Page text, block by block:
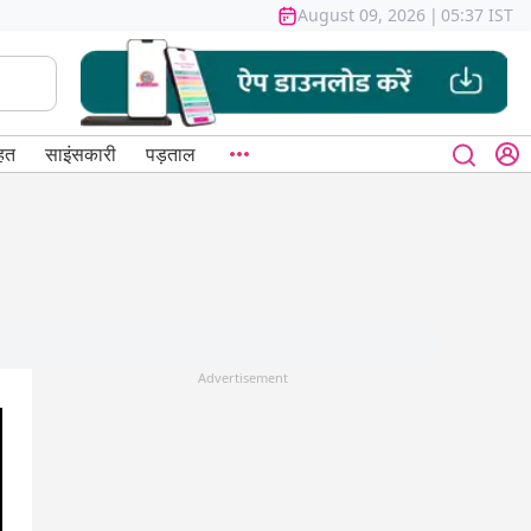
August 09, 2026 | 05:37 IST
साइंसकारी पड़ताल
Advertisement